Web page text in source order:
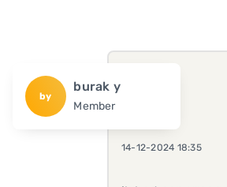
by
burak y
Member
14-12-2024 18:35